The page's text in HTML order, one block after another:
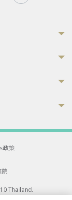
政策
院
Thailand.